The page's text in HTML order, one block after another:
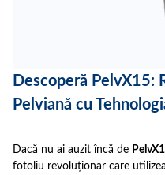
Descoperă PelvX15:
Pelviană cu
Dacă nu ai auzit încă de
fotoliu revoluționar care